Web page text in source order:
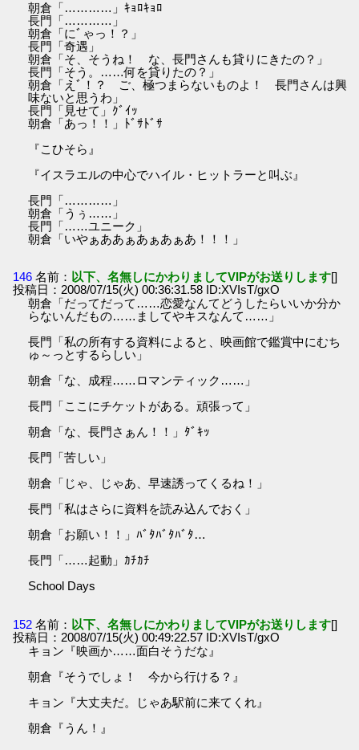
朝倉「…………」ｷｮﾛｷｮﾛ
長門「…………」
朝倉「にﾞゃっ！？」
長門「奇遇」
朝倉「そ、そうね！ な、長門さんも貸りにきたの？」
長門「そう。……何を貸りたの？」
朝倉「えﾞ！？ ご、極つまらないものよ！ 長門さんは興
味ないと思うわ」
長門「見せて」ｸﾞｲｯ
朝倉「あっ！！」ﾄﾞｻﾄﾞｻ
『こひそら』
『イスラエルの中心でハイル・ヒットラーと叫ぶ』
長門「…………」
朝倉「うぅ……」
長門「……ユニーク」
朝倉「いやぁああぁあぁあぁあ！！！」
146 名前： 以下、名無しにかわりましてVIPがお送りします[]
投稿日：2008/07/15(火) 00:36:31.58 ID:XVIsT/gxO
朝倉「だってだって……恋愛なんてどうしたらいいか分か
らないんだもの……ましてやキスなんて……」
長門「私の所有する資料によると、映画館で鑑賞中にむち
ゅ～っとするらしい」
朝倉「な、成程……ロマンティック……」
長門「ここにチケットがある。頑張って」
朝倉「な、長門さぁん！！」ﾀﾞｷｯ
長門「苦しい」
朝倉「じゃ、じゃあ、早速誘ってくるね！」
長門「私はさらに資料を読み込んでおく」
朝倉「お願い！！」ﾊﾞﾀﾊﾞﾀﾊﾞﾀ…
長門「……起動」ｶﾁｶﾁ
School Days
152 名前： 以下、名無しにかわりましてVIPがお送りします[]
投稿日：2008/07/15(火) 00:49:22.57 ID:XVIsT/gxO
キョン『映画か……面白そうだな』
朝倉『そうでしょ！ 今から行ける？』
キョン『大丈夫だ。じゃあ駅前に来てくれ』
朝倉『うん！』